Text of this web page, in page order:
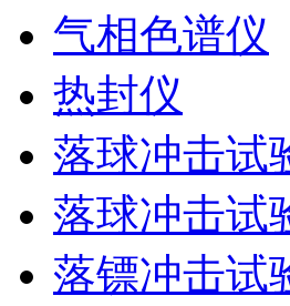
气相色谱仪
热封仪
落球冲击试
落球冲击试
落镖冲击试